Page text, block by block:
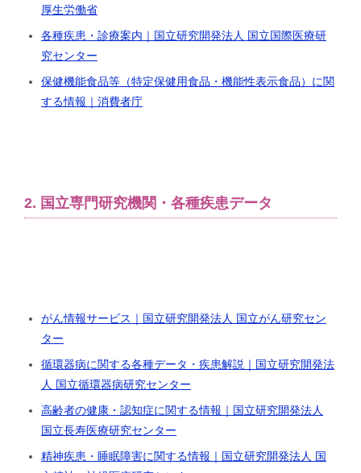
厚生労働省
各種疾患・診療案内｜国立研究開発法人 国立国際医療研
究センター
保健機能食品等（特定保健用食品・機能性表示食品）に関
する情報｜消費者庁
2. 国立専門研究機関・各種疾患データ
がん情報サービス｜国立研究開発法人 国立がん研究セン
ター
循環器病に関する各種データ・疾患解説｜国立研究開発法
人 国立循環器病研究センター
高齢者の健康・認知症に関する情報｜国立研究開発法人
国立長寿医療研究センター
精神疾患・睡眠障害に関する情報｜国立研究開発法人 国